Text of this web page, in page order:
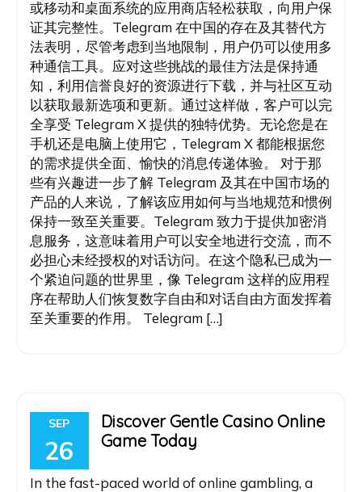
或移动和桌面系统的应用商店轻松获取，向用户保
证其完整性。Telegram 在中国的存在及其替代方
法表明，尽管考虑到当地限制，用户仍可以使用多
种通信工具。应对这些挑战的最佳方法是保持通
知，利用信誉良好的资源进行下载，并与社区互动
以获取最新选项和更新。通过这样做，客户可以完
全享受 Telegram X 提供的独特优势。无论您是在
手机还是电脑上使用它，Telegram X 都能根据您
的需求提供全面、愉快的消息传递体验。 对于那
些有兴趣进一步了解 Telegram 及其在中国市场的
产品的人来说，了解该应用如何与当地规范和惯例
保持一致至关重要。Telegram 致力于提供加密消
息服务，这意味着用户可以安全地进行交流，而不
必担心未经授权的对话访问。在这个隐私已成为一
个紧迫问题的世界里，像 Telegram 这样的应用程
序在帮助人们恢复数字自由和对话自由方面发挥着
至关重要的作用。 Telegram […]
SEP
26
Discover Gentle Casino Online
Game Today
In the fast-paced world of online gambling, a